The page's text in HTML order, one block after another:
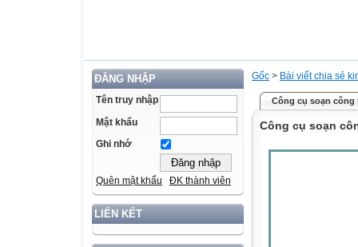
ĐĂNG NHẬP
Tên truy nhập
Mật khẩu
Ghi nhớ
Quên mật khẩu ĐK thành viên
LIÊN KẾT
Gốc > Bài viết chia sẻ
Công cụ soạn
Công cụ soạn